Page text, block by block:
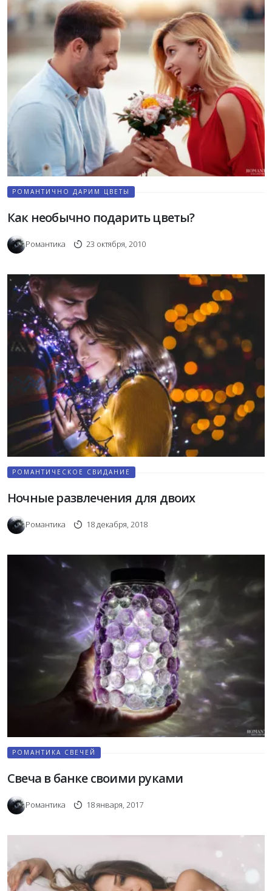
РОМАНТИЧНО ДАРИМ ЦВЕТЫ
Как необычно подарить цветы?
Романтика 23 октября, 2010
РОМАНТИЧЕСКОЕ СВИДАНИЕ
Ночные развлечения для двоих
Романтика 18 декабря, 2018
РОМАНТИКА СВЕЧЕЙ
Свеча в банке своими руками
Романтика 18 января, 2017